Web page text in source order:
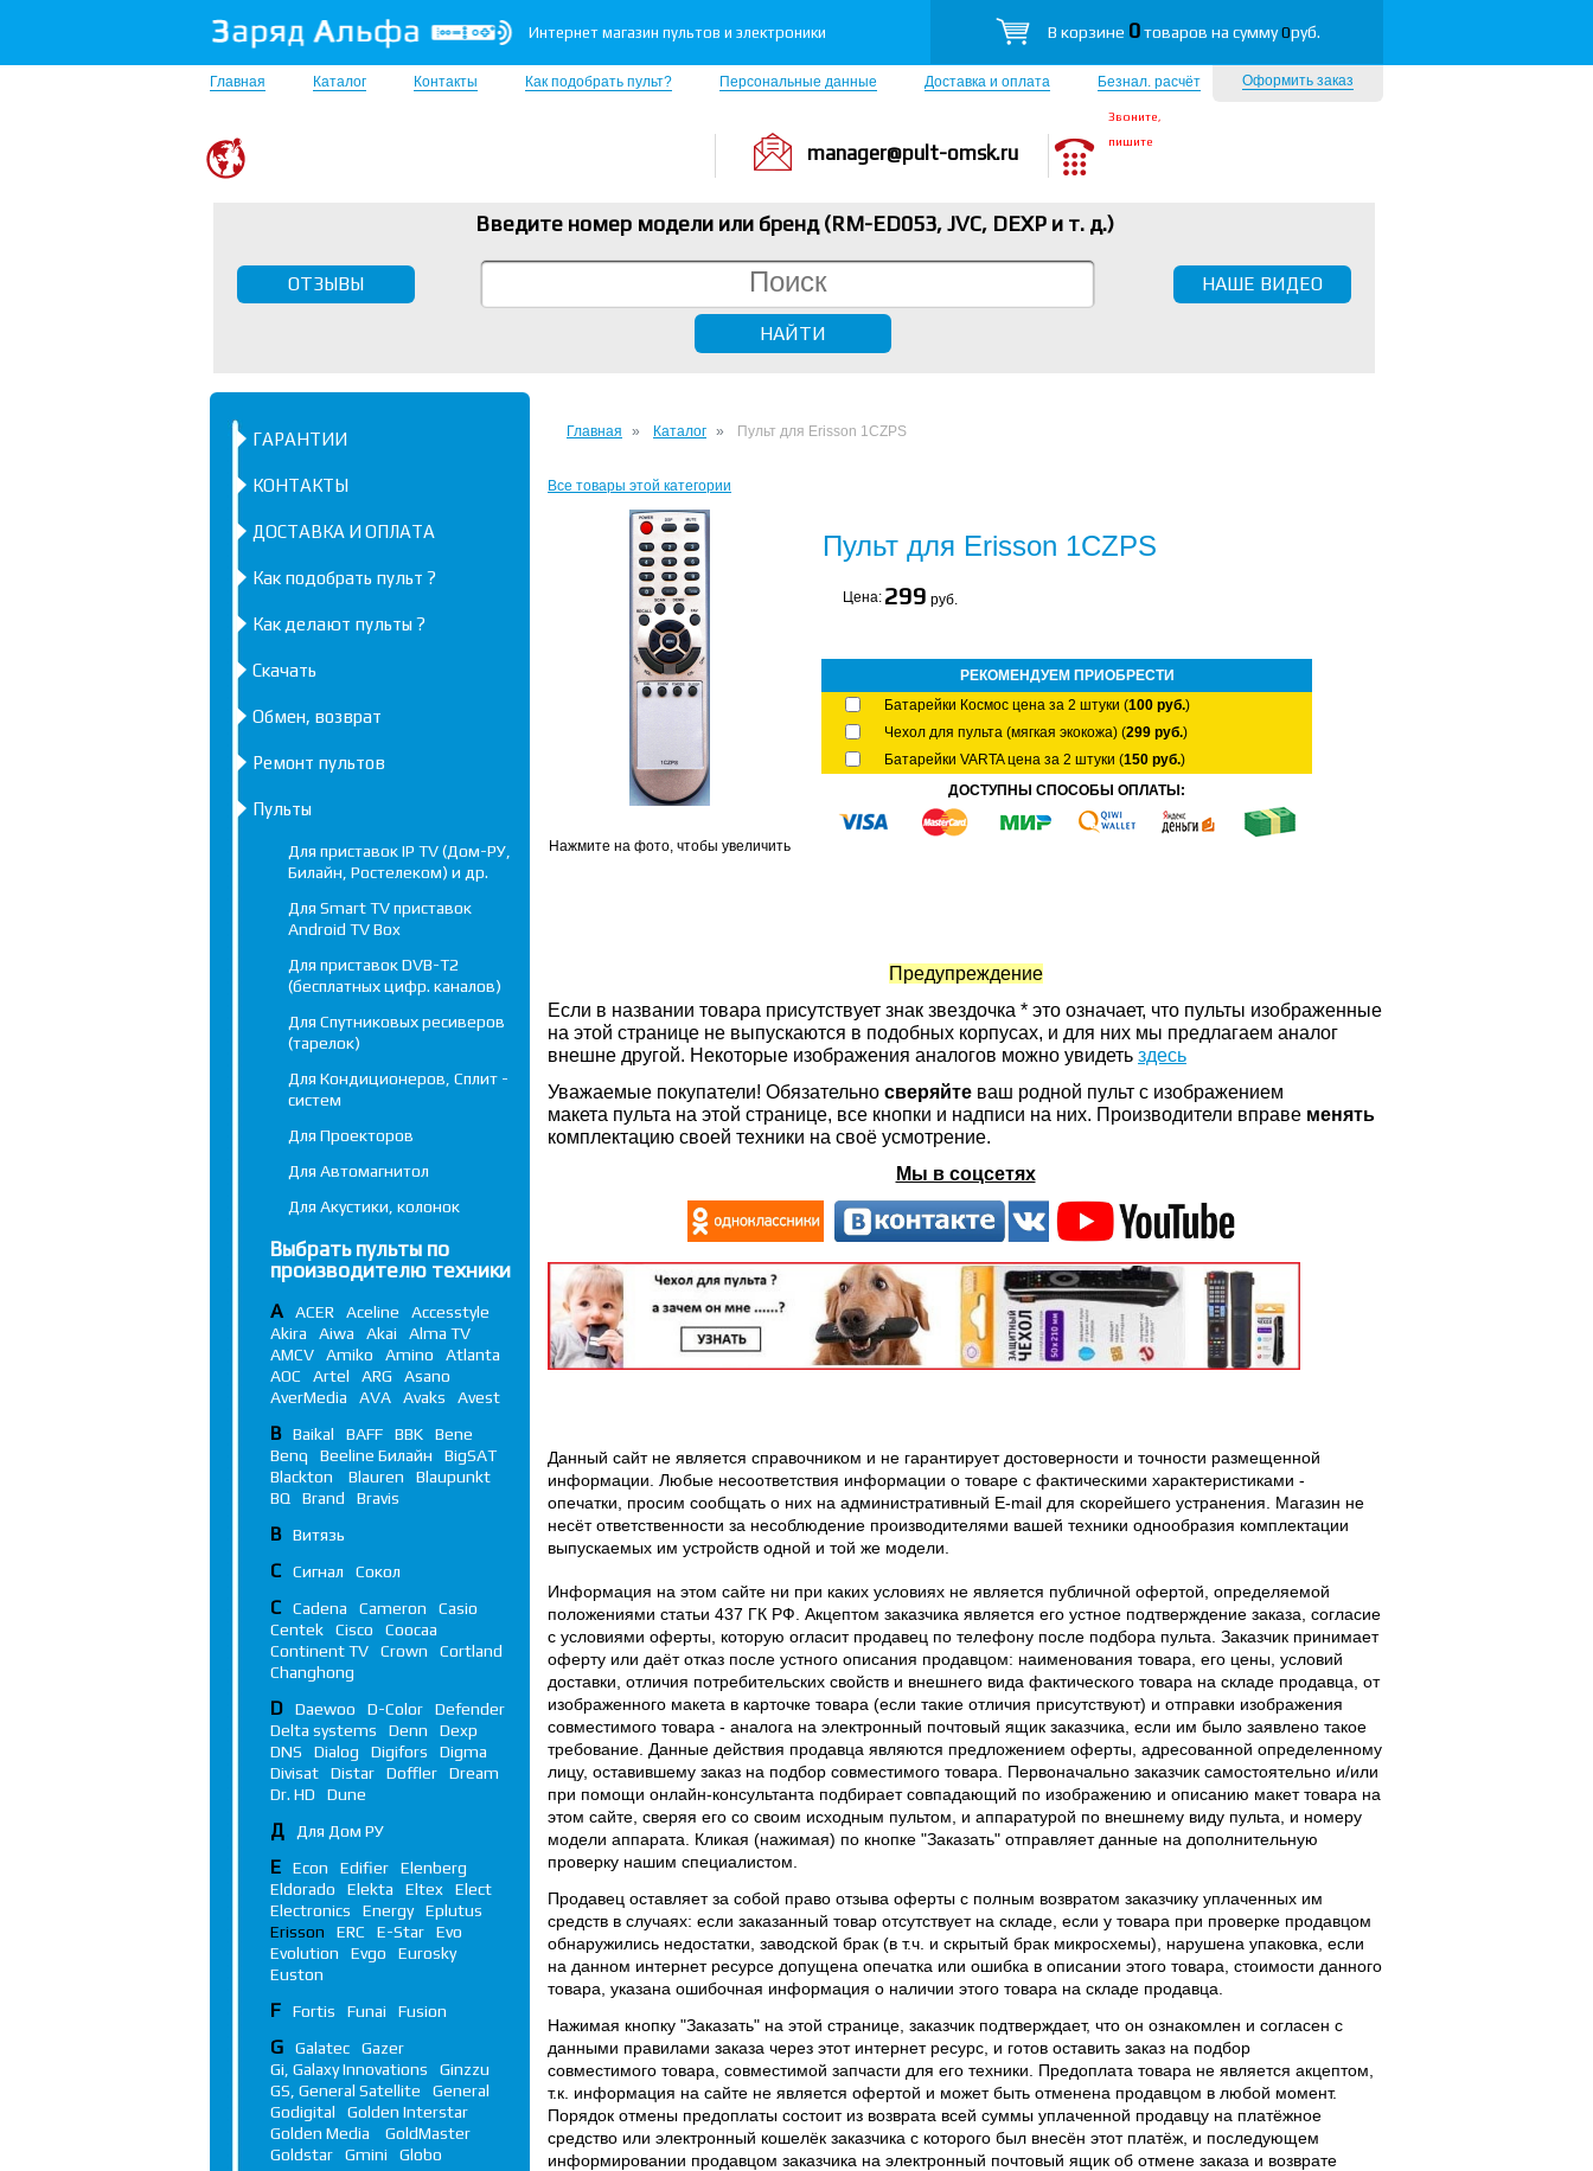
Интернет магазин пультов и электроники В корзине 0товаров на сумму0руб.
Оформить заказ
Главная Каталог Контакты Как подобрать пульт? Персональные данные Доставка и оплата Безнал. расчёт
manager@pult-omsk.ru
Звоните,
пишите
Введите номер модели или бренд (RM-ED053, JVC, DEXP и т. д.)
ОТЗЫВЫ НАШЕ ВИДЕО
Главная Каталог Пульт для Erisson 1CZPS
Все товары этой категории
Нажмите на фото, чтобы увеличить
Пульт для Erisson 1CZPS
Цена: 299 руб.
РЕКОМЕНДУЕМ ПРИОБРЕСТИ
Батарейки Космос цена за 2 штуки (100 руб.)
Чехол для пульта (мягкая экокожа) (299 руб.)
Батарейки VARTA цена за 2 штуки (150 руб.)
ДОСТУПНЫ СПОСОБЫ ОПЛАТЫ:
Предупреждение
Если в названии товара присутствует знак звездочка * это означает, что пульты изображенные
на этой странице не выпускаются в подобных корпусах, и для них мы предлагаем аналог
внешне другой. Некоторые изображения аналогов можно увидеть здесь
Уважаемые покупатели! Обязательно сверяйте ваш родной пульт с изображением
макета пульта на этой странице, все кнопки и надписи на них. Производители вправе менять
комплектацию своей техники на своё усмотрение.
Мы в соцсетях
Данный сайт не является справочником и не гарантирует достоверности и точности размещенной
информации. Любые несоответствия информации о товаре с фактическими характеристиками -
опечатки, просим сообщать о них на административный E-mail для скорейшего устранения. Магазин не
несёт ответственности за несоблюдение производителями вашей техники однообразия комплектации
выпускаемых им устройств одной и той же модели.
Информация на этом сайте ни при каких условиях не является публичной офертой, определяемой
положениями статьи 437 ГК РФ. Акцептом заказчика является его устное подтверждение заказа, согласие
с условиями оферты, которую огласит продавец по телефону после подбора пульта. Заказчик принимает
оферту или даёт отказ после устного описания продавцом: наименования товара, его цены, условий
доставки, отличия потребительских свойств и внешнего вида фактического товара на складе продавца, от
изображенного макета в карточке товара (если такие отличия присутствуют) и отправки изображения
совместимого товара - аналога на электронный почтовый ящик заказчика, если им было заявлено такое
требование. Данные действия продавца являются предложением оферты, адресованной определенному
лицу, оставившему заказ на подбор совместимого товара. Первоначально заказчик самостоятельно и/или
при помощи онлайн-консультанта подбирает совпадающий по изображению и описанию макет товара на
этом сайте, сверяя его со своим исходным пультом, и аппаратурой по внешнему виду пульта, и номеру
модели аппарата. Кликая (нажимая) по кнопке "Заказать" отправляет данные на дополнительную
проверку нашим специалистом.
Продавец оставляет за собой право отзыва оферты с полным возвратом заказчику уплаченных им
средств в случаях: если заказанный товар отсутствует на складе, если у товара при проверке продавцом
обнаружились недостатки, заводской брак (в т.ч. и скрытый брак микросхемы), нарушена упаковка, если
на данном интернет ресурсе допущена опечатка или ошибка в описании этого товара, стоимости данного
товара, указана ошибочная информация о наличии этого товара на складе продавца.
Нажимая кнопку "Заказать" на этой странице, заказчик подтверждает, что он ознакомлен и согласен с
данными правилами заказа через этот интернет ресурс, и готов оставить заказ на подбор
совместимого товара, совместимой запчасти для его техники. Предоплата товара не является акцептом,
т.к. информация на сайте не является офертой и может быть отменена продавцом в любой момент.
Порядок отмены предоплаты состоит из возврата всей суммы уплаченной продавцу на платёжное
средство или электронный кошелёк заказчика с которого был внесён этот платёж, и последующем
информировании продавцом заказчика на электронный почтовый ящик об отмене заказа и возврате
ГАРАНТИИ
КОНТАКТЫ
ДОСТАВКА И ОПЛАТА
Как подобрать пульт ?
Как делают пульты ?
Скачать
Обмен, возврат
Ремонт пультов
Пульты
Для приставок IP TV (Дом-РУ,
Билайн, Ростелеком) и др.
Для Smart TV приставок
Android TV Box
Для приставок DVB-T2
(бесплатных цифр. каналов)
Для Спутниковых ресиверов
(тарелок)
Для Кондиционеров, Сплит -
систем
Для Проекторов
Для Автомагнитол
Для Акустики, колонок
Выбрать пульты по
производителю техники
A ACER Aceline
Accesstyle
Akira
Aiwa Akai
Alma TV
AMCV
Amiko Amino
Atlanta
AOC
Artel ARG
Asano
AverMedia
AVA Avaks Avest
B Baikal BAFF BBK
Bene
Benq
Beeline Билайн
BigSAT
Blackton
Blauren
Blaupunkt
BQ
Brand Bravis
В Витязь
С Сигнал Сокол
C Cadena Cameron
Casio
Centek
Cisco
Coocaa
Continent TV
Crown
Cortland
Changhong
D Daewoo D-Color
Defender
Delta systems
Denn
Dexp
DNS
Dialog Digifors
Digma
Divisat
Distar Doffler
Dream
Dr. HD
Dune
Д Для Дом РУ
E Econ Edifier
Elenberg
Eldorado
Elekta Eltex
Elect
Electronics
Energy
Eplutus
Erisson
ERC E-Star
Evo
Evolution
Evgo
Eurosky
Euston
F Fortis Funai Fusion
G Galatec
Gazer
Gi, Galaxy Innovations
Ginzzu
GS, General Satellite
General
Godigital
Golden Interstar
Golden Media
GoldMaster
Goldstar
Gmini Globo